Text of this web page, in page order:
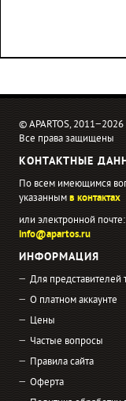
© APARTOS, 2011−2026
Все права защищены
КОНТАКТНЫЕ
По всем имеющимся
указаннымв контактах
или электронной почте:
info@apartos.ru
ИНФОРМАЦИЯ
Для представителей
О платном аккаунте
Цены
Частые вопросы
Правила сайта
Оферта